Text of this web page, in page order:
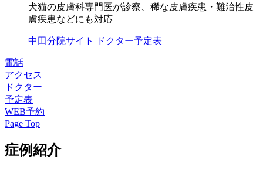
犬猫の皮膚科専門医が診察、稀な皮膚疾患・難治性皮
膚疾患などにも対応
中田分院サイト ドクター予定表
電話
アクセス
ドクター
予定表
WEB予約
Page Top
症例紹介